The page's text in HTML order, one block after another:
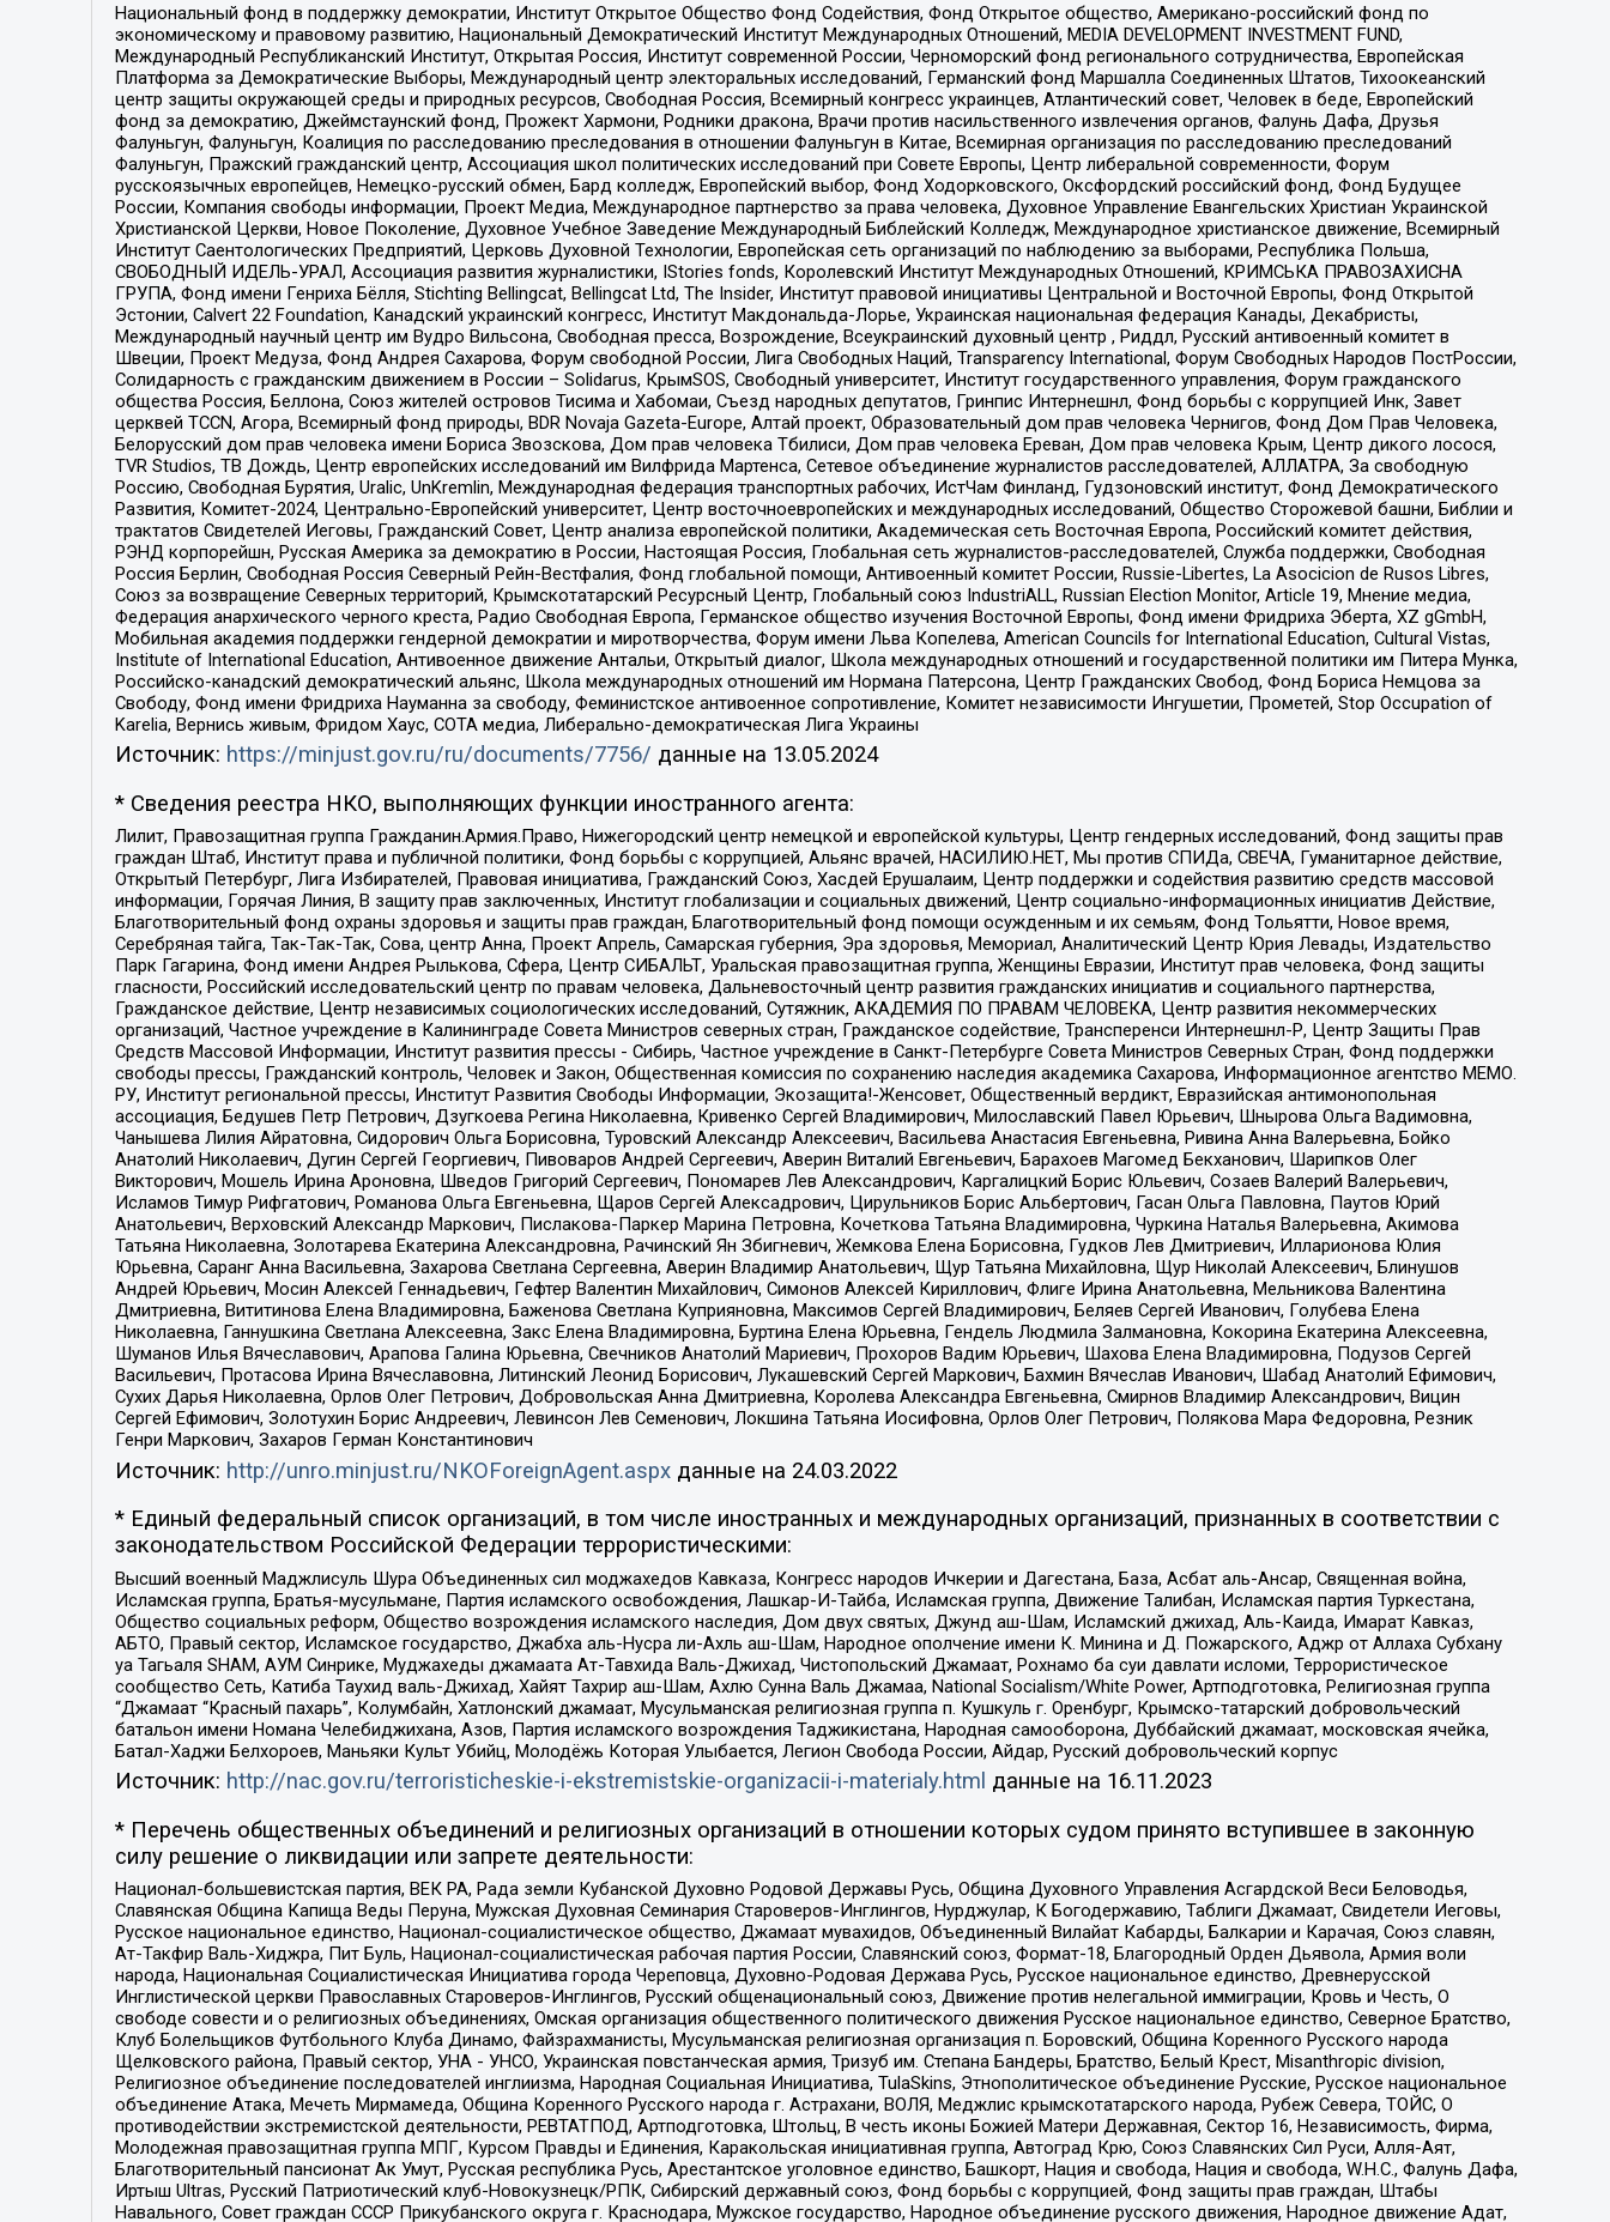
Национальный фонд в поддержку демократии, Институт Открытое Общество Фонд Содействия, Фонд Открытое общество, Американо-российский фонд по
экономическому и правовому развитию, Национальный Демократический Институт Международных Отношений, MEDIA DEVELOPMENT INVESTMENT FUND,
Международный Республиканский Институт, Открытая Россия, Институт современной России, Черноморский фонд регионального сотрудничества, Европейская
Платформа за Демократические Выборы, Международный центр электоральных исследований, Германский фонд Маршалла Соединенных Штатов, Тихоокеанский
центр защиты окружающей среды и природных ресурсов, Свободная Россия, Всемирный конгресс украинцев, Атлантический совет, Человек в беде, Европейский
фонд за демократию, Джеймстаунский фонд, Прожект Хармони, Родники дракона, Врачи против насильственного извлечения органов, Фалунь Дафа, Друзья
Фалуньгун, Фалуньгун, Коалиция по расследованию преследования в отношении Фалуньгун в Китае, Всемирная организация по расследованию преследований
Фалуньгун, Пражский гражданский центр, Ассоциация школ политических исследований при Совете Европы, Центр либеральной современности, Форум
русскоязычных европейцев, Немецко-русский обмен, Бард колледж, Европейский выбор, Фонд Ходорковского, Оксфордский российский фонд, Фонд Будущее
России, Компания свободы информации, Проект Медиа, Международное партнерство за права человека, Духовное Управление Евангельских Христиан Украинской
Христианской Церкви, Новое Поколение, Духовное Учебное Заведение Международный Библейский Колледж, Международное христианское движение, Всемирный
Институт Саентологических Предприятий, Церковь Духовной Технологии, Европейская сеть организаций по наблюдению за выборами, Республика Польша,
СВОБОДНЫЙ ИДЕЛЬ-УРАЛ, Ассоциация развития журналистики, IStories fonds, Королевский Институт Международных Отношений, КРИМСЬКА ПРАВОЗАХИСНА
ГРУПА, Фонд имени Генриха Бёлля, Stichting Bellingcat, Bellingcat Ltd, The Insider, Институт правовой инициативы Центральной и Восточной Европы, Фонд Открытой
Эстонии, Calvert 22 Foundation, Канадский украинский конгресс, Институт Макдональда-Лорье, Украинская национальная федерация Канады, Декабристы,
Международный научный центр им Вудро Вильсона, Свободная пресса, Возрождение, Всеукраинский духовный центр , Риддл, Русский антивоенный комитет в
Швеции, Проект Медуза, Фонд Андрея Сахарова, Форум свободной России, Лига Свободных Наций, Transparеncy International, Форум Свободных Народов ПостРоссии,
Солидарность с гражданским движением в России – Solidarus, КрымSOS, Свободный университет, Институт государственного управления, Форум гражданского
общества Россия, Беллона, Союз жителей островов Тисима и Хабомаи, Съезд народных депутатов, Гринпис Интернешнл, Фонд борьбы с коррупцией Инк, Завет
церквей TCCN, Агора, Всемирный фонд природы, BDR Novaja Gazeta-Europe, Алтай проект, Образовательный дом прав человека Чернигов, Фонд Дом Прав Человека,
Белорусский дом прав человека имени Бориса Звозскова, Дом прав человека Тбилиси, Дом прав человека Ереван, Дом прав человека Крым, Центр дикого лосося,
TVR Studios, ТВ Дождь, Центр европейских исследований им Вилфрида Мартенса, Сетевое объединение журналистов расследователей, АЛЛАТРА, За свободную
Россию, Свободная Бурятия, Uralic, UnKremlin, Международная федерация транспортных рабочих, ИстЧам Финланд, Гудзоновский институт, Фонд Демократического
Развития, Комитет-2024, Центрально-Европейский университет, Центр восточноевропейских и международных исследований, Общество Сторожевой башни, Библии и
трактатов Свидетелей Иеговы, Гражданский Совет, Центр анализа европейской политики, Академическая сеть Восточная Европа, Российский комитет действия,
РЭНД корпорейшн, Русская Америка за демократию в России, Настоящая Россия, Глобальная сеть журналистов-расследователей, Служба поддержки, Свободная
Россия Берлин, Свободная Россия Северный Рейн-Вестфалия, Фонд глобальной помощи, Антивоенный комитет России, Russie-Libertes, La Asocicion de Rusos Libres,
Союз за возвращение Северных территорий, Крымскотатарский Ресурсный Центр, Глобальный союз IndustriALL, Russian Election Monitor, Article 19, Мнение медиа,
Федерация анархического черного креста, Радио Свободная Европа, Германское общество изучения Восточной Европы, Фонд имени Фридриха Эберта, XZ gGmbH,
Мобильная академия поддержки гендерной демократии и миротворчества, Форум имени Льва Копелева, American Councils for International Education, Cultural Vistas,
Institute of International Education, Антивоенное движение Антальи, Открытый диалог, Школа международных отношений и государственной политики им Питера Мунка,
Российско-канадский демократический альянс, Школа международных отношений им Нормана Патерсона, Центр Гражданских Свобод, Фонд Бориса Немцова за
Свободу, Фонд имени Фридриха Науманна за свободу, Феминистское антивоенное сопротивление, Комитет независимости Ингушетии, Прометей, Stop Occupation of
Karelia, Вернись живым, Фридом Хаус, СОТА медиа, Либерально-демократическая Лига Украины
Источник: https://minjust.gov.ru/ru/documents/7756/ данные на 13.05.2024
* Сведения реестра НКО, выполняющих функции иностранного агента:
Лилит, Правозащитная группа Гражданин.Армия.Право, Нижегородский центр немецкой и европейской культуры, Центр гендерных исследований, Фонд защиты прав
граждан Штаб, Институт права и публичной политики, Фонд борьбы с коррупцией, Альянс врачей, НАСИЛИЮ.НЕТ, Мы против СПИДа, СВЕЧА, Гуманитарное действие,
Открытый Петербург, Лига Избирателей, Правовая инициатива, Гражданский Союз, Хасдей Ерушалаим, Центр поддержки и содействия развитию средств массовой
информации, Горячая Линия, В защиту прав заключенных, Институт глобализации и социальных движений, Центр социально-информационных инициатив Действие,
Благотворительный фонд охраны здоровья и защиты прав граждан, Благотворительный фонд помощи осужденным и их семьям, Фонд Тольятти, Новое время,
Серебряная тайга, Так-Так-Так, Сова, центр Анна, Проект Апрель, Самарская губерния, Эра здоровья, Мемориал, Аналитический Центр Юрия Левады, Издательство
Парк Гагарина, Фонд имени Андрея Рылькова, Сфера, Центр СИБАЛЬТ, Уральская правозащитная группа, Женщины Евразии, Институт прав человека, Фонд защиты
гласности, Российский исследовательский центр по правам человека, Дальневосточный центр развития гражданских инициатив и социального партнерства,
Гражданское действие, Центр независимых социологических исследований, Сутяжник, АКАДЕМИЯ ПО ПРАВАМ ЧЕЛОВЕКА, Центр развития некоммерческих
организаций, Частное учреждение в Калининграде Совета Министров северных стран, Гражданское содействие, Трансперенси Интернешнл-Р, Центр Защиты Прав
Средств Массовой Информации, Институт развития прессы - Сибирь, Частное учреждение в Санкт-Петербурге Совета Министров Северных Стран, Фонд поддержки
свободы прессы, Гражданский контроль, Человек и Закон, Общественная комиссия по сохранению наследия академика Сахарова, Информационное агентство МЕМО.
РУ, Институт региональной прессы, Институт Развития Свободы Информации, Экозащита!-Женсовет, Общественный вердикт, Евразийская антимонопольная
ассоциация, Бедушев Петр Петрович, Дзугкоева Регина Николаевна, Кривенко Сергей Владимирович, Милославский Павел Юрьевич, Шнырова Ольга Вадимовна,
Чанышева Лилия Айратовна, Сидорович Ольга Борисовна, Туровский Александр Алексеевич, Васильева Анастасия Евгеньевна, Ривина Анна Валерьевна, Бойко
Анатолий Николаевич, Дугин Сергей Георгиевич, Пивоваров Андрей Сергеевич, Аверин Виталий Евгеньевич, Барахоев Магомед Бекханович, Шарипков Олег
Викторович, Мошель Ирина Ароновна, Шведов Григорий Сергеевич, Пономарев Лев Александрович, Каргалицкий Борис Юльевич, Созаев Валерий Валерьевич,
Исламов Тимур Рифгатович, Романова Ольга Евгеньевна, Щаров Сергей Алексадрович, Цирульников Борис Альбертович, Гасан Ольга Павловна, Паутов Юрий
Анатольевич, Верховский Александр Маркович, Пислакова-Паркер Марина Петровна, Кочеткова Татьяна Владимировна, Чуркина Наталья Валерьевна, Акимова
Татьяна Николаевна, Золотарева Екатерина Александровна, Рачинский Ян Збигневич, Жемкова Елена Борисовна, Гудков Лев Дмитриевич, Илларионова Юлия
Юрьевна, Саранг Анна Васильевна, Захарова Светлана Сергеевна, Аверин Владимир Анатольевич, Щур Татьяна Михайловна, Щур Николай Алексеевич, Блинушов
Андрей Юрьевич, Мосин Алексей Геннадьевич, Гефтер Валентин Михайлович, Симонов Алексей Кириллович, Флиге Ирина Анатольевна, Мельникова Валентина
Дмитриевна, Вититинова Елена Владимировна, Баженова Светлана Куприяновна, Максимов Сергей Владимирович, Беляев Сергей Иванович, Голубева Елена
Николаевна, Ганнушкина Светлана Алексеевна, Закс Елена Владимировна, Буртина Елена Юрьевна, Гендель Людмила Залмановна, Кокорина Екатерина Алексеевна,
Шуманов Илья Вячеславович, Арапова Галина Юрьевна, Свечников Анатолий Мариевич, Прохоров Вадим Юрьевич, Шахова Елена Владимировна, Подузов Сергей
Васильевич, Протасова Ирина Вячеславовна, Литинский Леонид Борисович, Лукашевский Сергей Маркович, Бахмин Вячеслав Иванович, Шабад Анатолий Ефимович,
Сухих Дарья Николаевна, Орлов Олег Петрович, Добровольская Анна Дмитриевна, Королева Александра Евгеньевна, Смирнов Владимир Александрович, Вицин
Сергей Ефимович, Золотухин Борис Андреевич, Левинсон Лев Семенович, Локшина Татьяна Иосифовна, Орлов Олег Петрович, Полякова Мара Федоровна, Резник
Генри Маркович, Захаров Герман Константинович
Источник: http://unro.minjust.ru/NKOForeignAgent.aspxданные на 24.03.2022
* Единый федеральный список организаций, в том числе иностранных и международных организаций, признанных в соответствии с
законодательством Российской Федерации террористическими:
Высший военный Маджлисуль Шура Объединенных сил моджахедов Кавказа, Конгресс народов Ичкерии и Дагестана, База, Асбат аль-Ансар, Священная война,
Исламская группа, Братья-мусульмане, Партия исламского освобождения, Лашкар-И-Тайба, Исламская группа, Движение Талибан, Исламская партия Туркестана,
Общество социальных реформ, Общество возрождения исламского наследия, Дом двух святых, Джунд аш-Шам, Исламский джихад, Аль-Каида, Имарат Кавказ,
АБТО, Правый сектор, Исламское государство, Джабха аль-Нусра ли-Ахль аш-Шам, Народное ополчение имени К. Минина и Д. Пожарского, Аджр от Аллаха Субхану
уа Тагьаля SHAM, АУМ Синрике, Муджахеды джамаата Ат-Тавхида Валь-Джихад, Чистопольский Джамаат, Рохнамо ба суи давлати исломи, Террористическое
сообщество Сеть, Катиба Таухид валь-Джихад, Хайят Тахрир аш-Шам, Ахлю Сунна Валь Джамаа, National Socialism/White Power, Артподготовка, Религиозная группа
“Джамаат “Красный пахарь”, Колумбайн, Хатлонский джамаат, Мусульманская религиозная группа п. Кушкуль г. Оренбург, Крымско-татарский добровольческий
батальон имени Номана Челебиджихана, Азов, Партия исламского возрождения Таджикистана, Народная самооборона, Дуббайский джамаат, московская ячейка,
Батал-Хаджи Белхороев, Маньяки Культ Убийц, Молодёжь Которая Улыбается, Легион Свобода России, Айдар, Русский добровольческий корпус
Источник: http://nac.gov.ru/terroristicheskie-i-ekstremistskie-organizacii-i-materialy.html данные на 16.11.2023
* Перечень общественных объединений и религиозных организаций в отношении которых судом принято вступившее в законную
силу решение о ликвидации или запрете деятельности:
Национал-большевистская партия, ВЕК РА, Рада земли Кубанской Духовно Родовой Державы Русь, Община Духовного Управления Асгардской Веси Беловодья,
Славянская Община Капища Веды Перуна, Мужская Духовная Семинария Староверов-Инглингов, Нурджулар, К Богодержавию, Таблиги Джамаат, Свидетели Иеговы,
Русское национальное единство, Национал-социалистическое общество, Джамаат мувахидов, Объединенный Вилайат Кабарды, Балкарии и Карачая, Союз славян,
Ат-Такфир Валь-Хиджра, Пит Буль, Национал-социалистическая рабочая партия России, Славянский союз, Формат-18, Благородный Орден Дьявола, Армия воли
народа, Национальная Социалистическая Инициатива города Череповца, Духовно-Родовая Держава Русь, Русское национальное единство, Древнерусской
Инглистической церкви Православных Староверов-Инглингов, Русский общенациональный союз, Движение против нелегальной иммиграции, Кровь и Честь, О
свободе совести и о религиозных объединениях, Омская организация общественного политического движения Русское национальное единство, Северное Братство,
Клуб Болельщиков Футбольного Клуба Динамо, Файзрахманисты, Мусульманская религиозная организация п. Боровский, Община Коренного Русского народа
Щелковского района, Правый сектор, УНА - УНСО, Украинская повстанческая армия, Тризуб им. Степана Бандеры, Братство, Белый Крест, Misanthropic division,
Религиозное объединение последователей инглиизма, Народная Социальная Инициатива, TulaSkins, Этнополитическое объединение Русские, Русское национальное
объединение Атака, Мечеть Мирмамеда, Община Коренного Русского народа г. Астрахани, ВОЛЯ, Меджлис крымскотатарского народа, Рубеж Севера, ТОЙС, О
противодействии экстремистской деятельности, РЕВТАТПОД, Артподготовка, Штольц, В честь иконы Божией Матери Державная, Сектор 16, Независимость, Фирма,
Молодежная правозащитная группа МПГ, Курсом Правды и Единения, Каракольская инициативная группа, Автоград Крю, Союз Славянских Сил Руси, Алля-Аят,
Благотворительный пансионат Ак Умут, Русская республика Русь, Арестантское уголовное единство, Башкорт, Нация и свобода, Нация и свобода, W.H.С., Фалунь Дафа,
Иртыш Ultras, Русский Патриотический клуб-Новокузнецк/РПК, Сибирский державный союз, Фонд борьбы с коррупцией, Фонд защиты прав граждан, Штабы
Навального, Совет граждан СССР Прикубанского округа г. Краснодара, Мужское государство, Народное объединение русского движения, Народное движение Адат,